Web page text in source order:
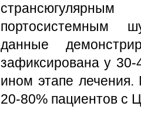
портосистемным
данные
зафиксирована у
ином этапе
20-80% пациентов с